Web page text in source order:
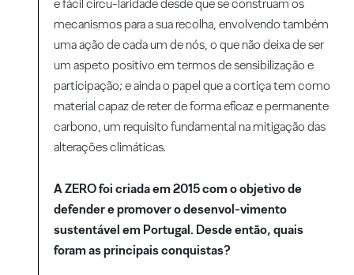
e fácil circu-laridade desde que se construam os
mecanismos para a sua recolha, envolvendo também
uma ação de cada um de nós, o que não deixa de ser
um aspeto positivo em termos de sensibilização e
participação; e ainda o papel que a cortiça tem como
material capaz de reter de forma eficaz e permanente
carbono, um requisito fundamental na mitigação das
alterações climáticas.
A ZERO foi criada em 2015 com o objetivo de
defender e promover o desenvol-vimento
sustentável em Portugal. Desde então, quais
foram as principais conquistas?